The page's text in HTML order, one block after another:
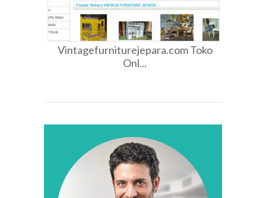
Vintagefurniturejepara.com Toko
Onl...